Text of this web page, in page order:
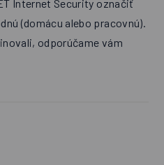
Internet Security označiť
(domácu alebo pracovnú).
odporúčame vám